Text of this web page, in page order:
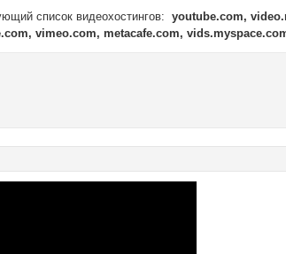
список видеохостингов:youtube.com,
vimeo.com, metacafe.com,